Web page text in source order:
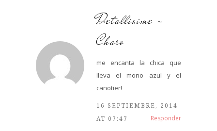
Detallisime -
Charo
me encanta la chica que
lleva el mono azul y el
canotier!
16 SEPTIEMBRE, 2014
AT 07:47
Responder